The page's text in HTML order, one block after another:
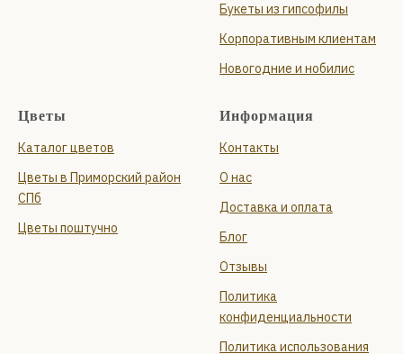
Букеты из гипсофилы
Корпоративным клиентам
Новогодние и нобилис
Цветы
Каталог цветов
Цветы в Приморский район
СПб
Цветы поштучно
Информация
Контакты
О нас
Доставка и оплата
Блог
Отзывы
Политика
конфиденциальности
Политика использования